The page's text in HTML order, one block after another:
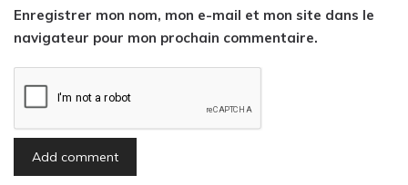
Enregistrer mon nom, mon e-mail et mon site dans le
navigateur pour mon prochain commentaire.